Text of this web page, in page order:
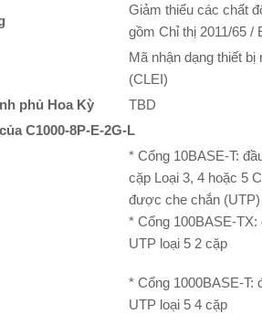
Giảm thiểu các chất
gồm Chỉ thị 2011/65 /
Mã nhận dạng thiết bị
(CLEI)
phủ Hoa Kỳ
TBD
C1000-8P-E-2G-L
* Cổng 10BASE-T:
cặp Loại 3, 4 hoặc 5
được che chắn
* Cổng 100BASE-
UTP loại 5 2 cặp
* Cổng 1000BASE-T:
UTP loại 5 4 cặp